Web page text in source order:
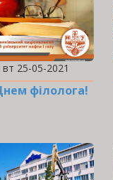
вт 25-05-2021
філолога!